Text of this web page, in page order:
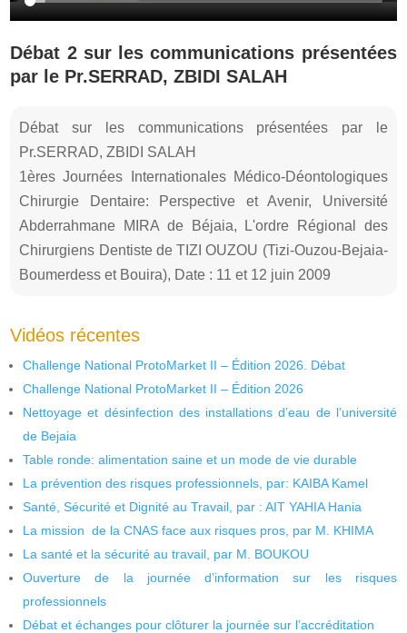
Débat 2 sur les communications présentées
par le Pr.SERRAD, ZBIDI SALAH
Débat sur les communications présentées par le
Pr.SERRAD, ZBIDI SALAH
1ères Journées Internationales Médico-Déontologiques
Chirurgie Dentaire: Perspective et Avenir, Université
Abderrahmane MIRA de Béjaia, L'ordre Régional des
Chirurgiens Dentiste de TIZI OUZOU (Tizi-Ouzou-Bejaia-
Boumerdess et Bouira), Date : 11 et 12 juin 2009
Vidéos récentes
Challenge National ProtoMarket II – Édition 2026. Débat
Challenge National ProtoMarket II – Édition 2026
Nettoyage et désinfection des installations d’eau de l’université
de Bejaia
Table ronde: alimentation saine et un mode de vie durable
La prévention des risques professionnels, par: KAIBA Kamel
Santé, Sécurité et Dignité au Travail, par : AIT YAHIA Hania
La mission de la CNAS face aux risques pros, par M. KHIMA
La santé et la sécurité au travail, par M. BOUKOU
Ouverture de la journée d’information sur les risques
professionnels
Débat et échanges pour clôturer la journée sur l’accréditation